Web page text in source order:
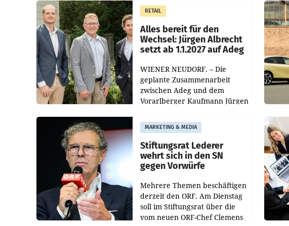
Müller die Initiative „Kreislauf-
Helden“ in allen
österreichischen Müller-Filialen
RETAIL
Alles bereit für den
Wechsel: Jürgen Albrecht
setzt ab 1.1.2027 auf Adeg
WIENER NEUDORF. – Die
geplante Zusammenarbeit
zwischen Adeg und dem
Vorarlberger Kaufmann Jürgen
freigegeben: Die
Bundeswettbewerbsbehörde
und der Bundeskartellanwalt
MARKETING & MEDIA
Stiftungsrat Lederer
wehrt sich in den SN
gegen Vorwürfe
Mehrere Themen beschäftigen
derzeit den ORF. Am Dienstag
soll im Stiftungsrat über die
vom neuen ORF-Chef Clemens